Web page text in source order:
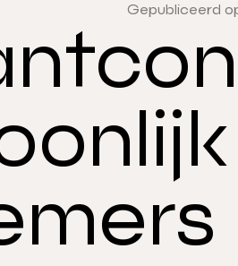
Gepubliceerd